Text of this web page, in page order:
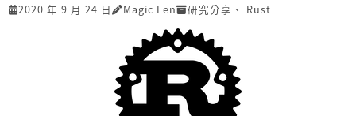
2020 年 9 月 24 日 Magic Len 研究分享 、 Rust